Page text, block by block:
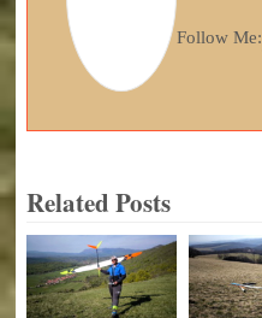
Follow Me:
Related Posts